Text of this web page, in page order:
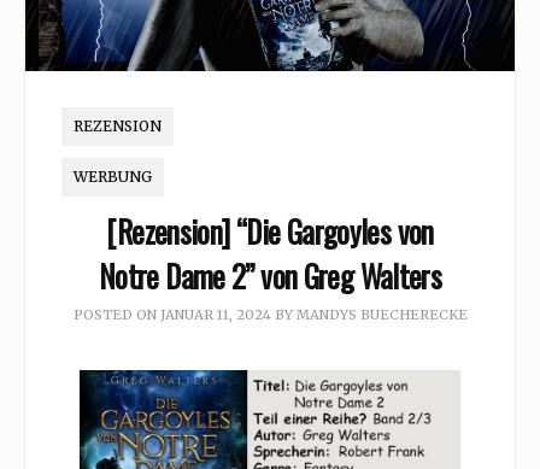
REZENSION
WERBUNG
[Rezension] “Die Gargoyles von
Notre Dame 2” von Greg Walters
POSTED ON JANUAR 11, 2024BY MANDYS BUECHERECKE